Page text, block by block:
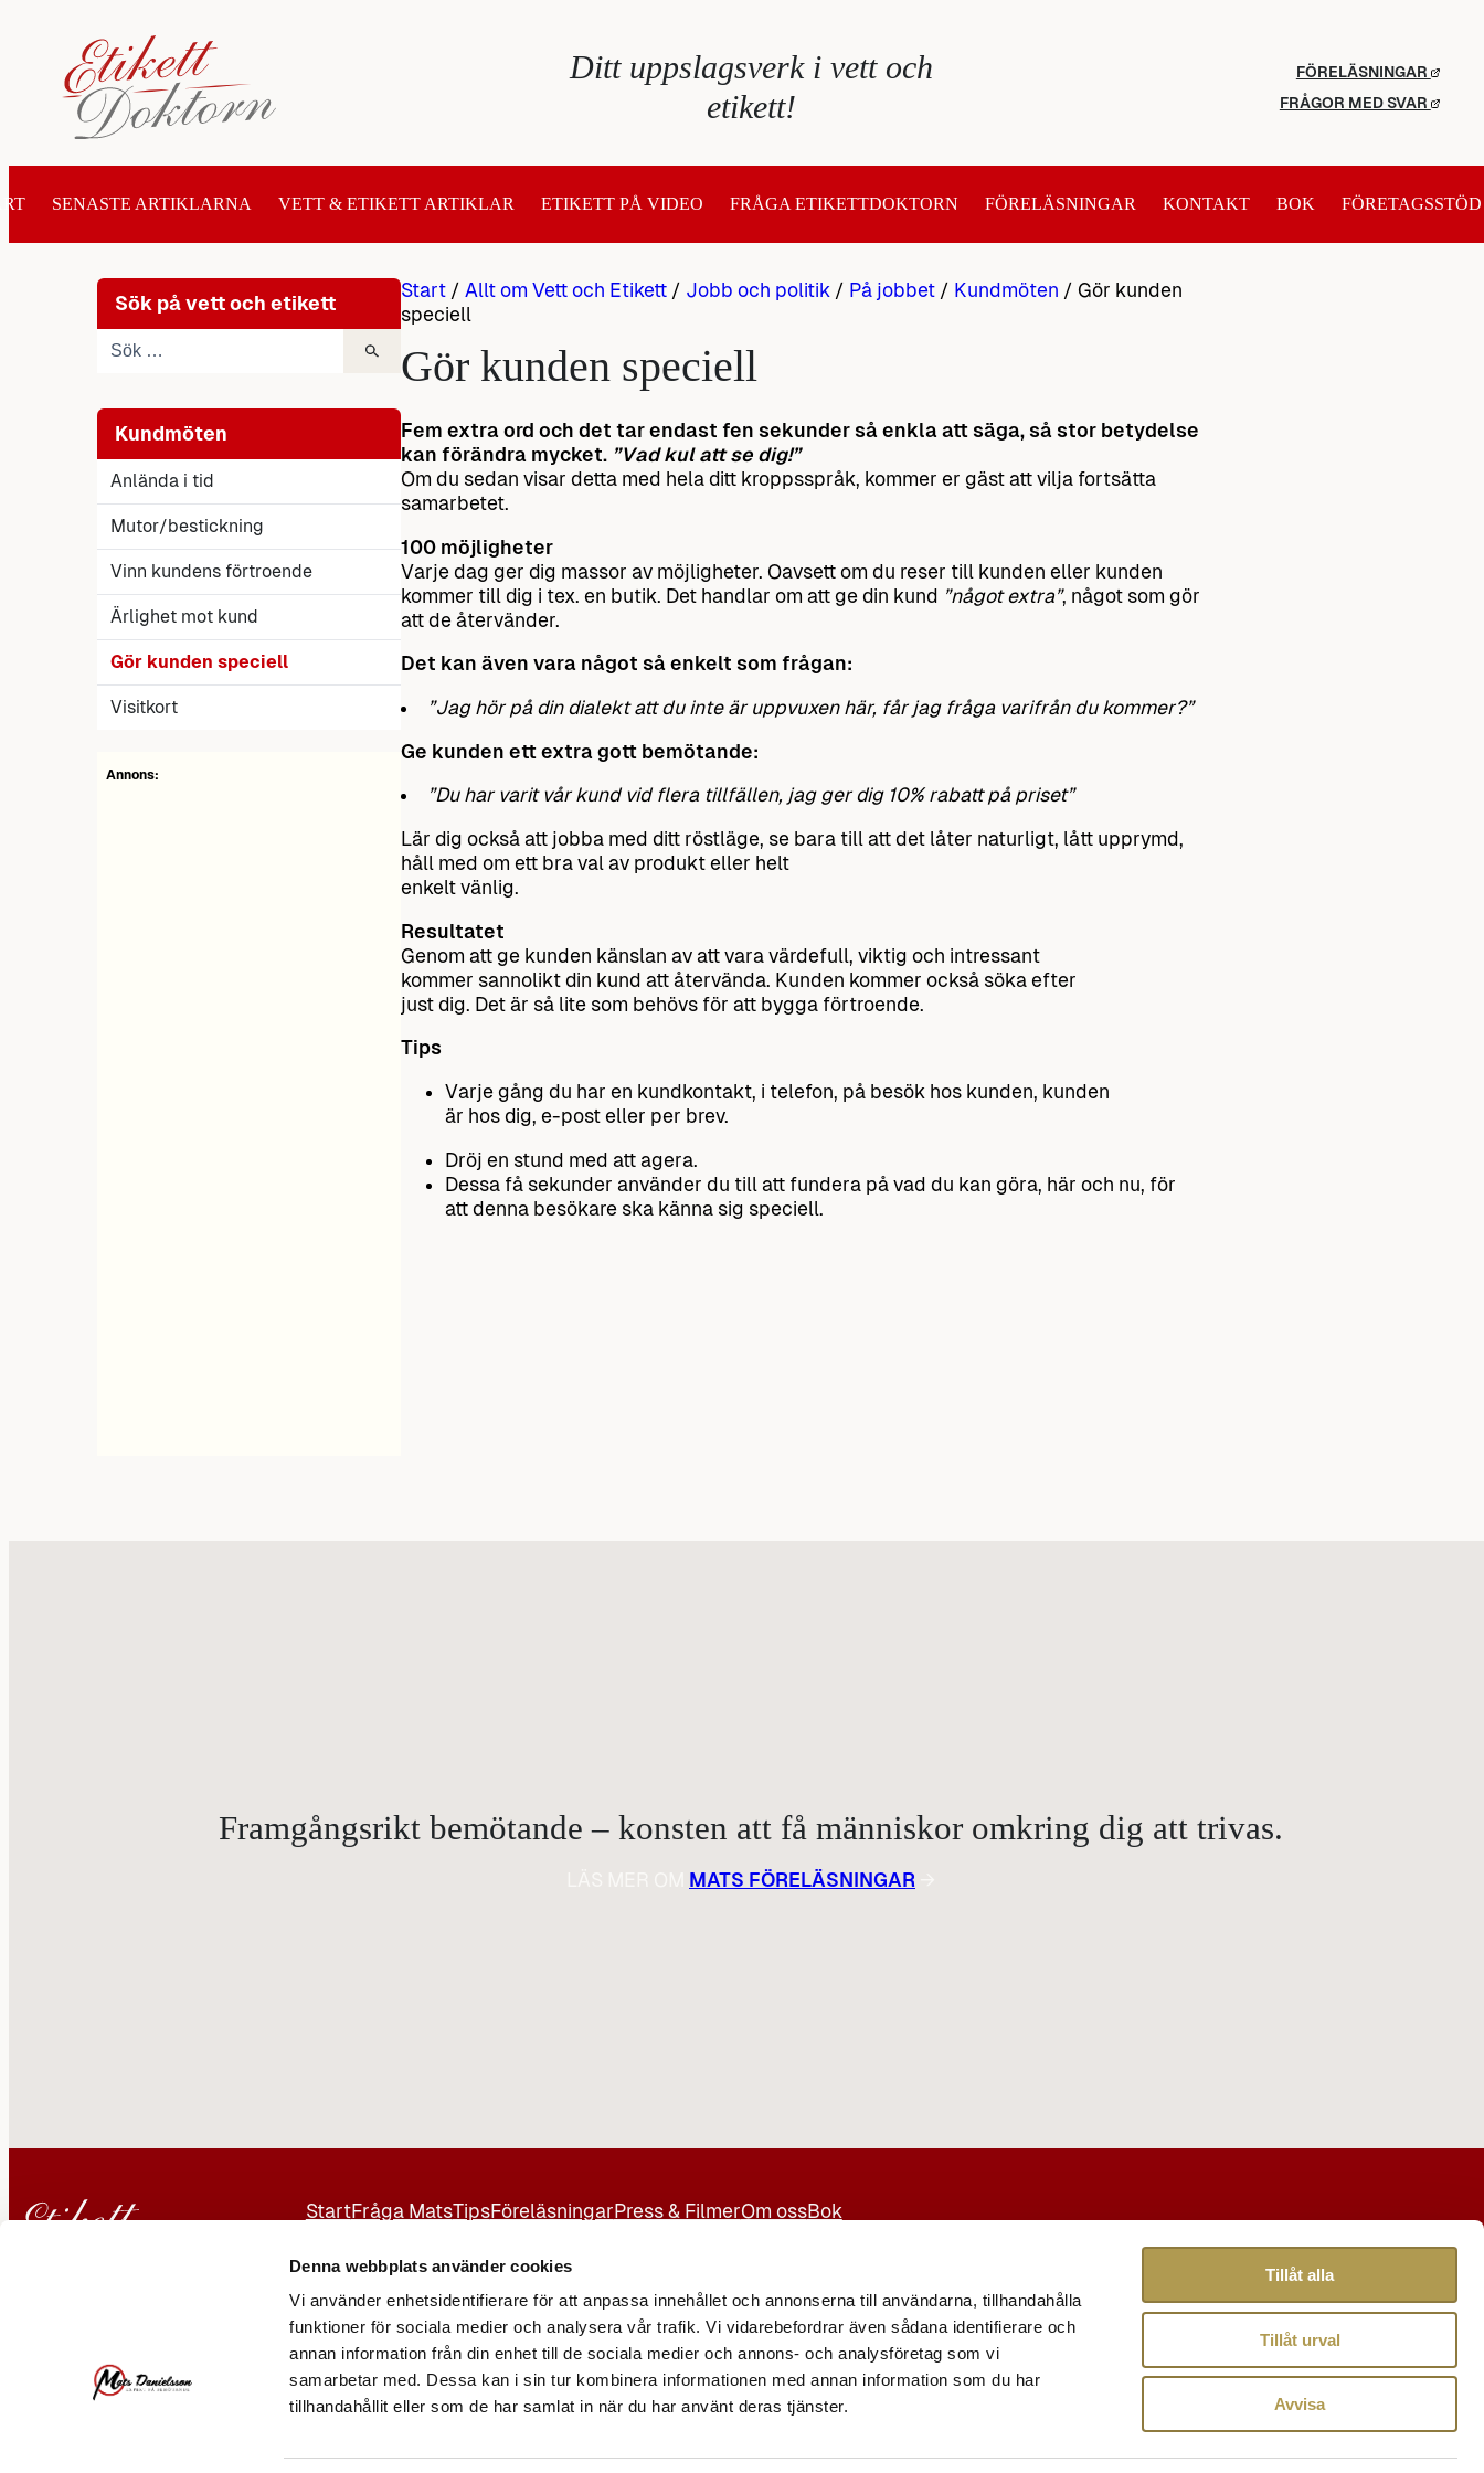
Denna webbplats använder cookies
Vi använder enhetsidentifierare för att anpassa innehållet och annonserna till användarna, tillhandahålla
funktioner för sociala medier och analysera vår trafik. Vi vidarebefordrar även sådana identifierare och
annan information från din enhet till de sociala medier och annons- och analysföretag som vi
samarbetar med. Dessa kan i sin tur kombinera informationen med annan information som du har
tillhandahållit eller som de har samlat in när du har använt deras tjänster.
Tillåt alla
Tillåt urval
Avvisa
innehåll
Ditt uppslagsverk i vett och
etikett!
FÖRELÄSNINGAR
FRÅGOR MED SVAR
SENASTE ARTIKLARNA VETT & ETIKETT ARTIKLAR ETIKETT PÅ VIDEO FRÅGA ETIKETTDOKTORN FÖRELÄSNINGAR KONTAKT BOK FÖRETAGSSTÖD
Sök på vett och etikett
Kundmöten
Anlända i tid
Mutor/bestickning
Vinn kundens förtroende
Ärlighet mot kund
Gör kunden speciell
Visitkort
Annons:
Start / Allt om Vett och Etikett / Jobb och politik / På jobbet / Kundmöten / Gör kunden
speciell
Gör kunden speciell
Fem extra ord och det tar endast fen sekunder så enkla att säga, så stor betydelse
kan förändra mycket. ”Vad kul att se dig!”
Om du sedan visar detta med hela ditt kroppsspråk, kommer er gäst att vilja fortsätta
samarbetet.
100 möjligheter
Varje dag ger dig massor av möjligheter. Oavsett om du reser till kunden eller kunden
kommer till dig i tex. en butik. Det handlar om att ge din kund ”något extra”, något som gör
att de återvänder.
Det kan även vara något så enkelt som frågan:
”Jag hör på din dialekt att du inte är uppvuxen här, får jag fråga varifrån du kommer?”
Ge kunden ett extra gott bemötande:
”Du har varit vår kund vid flera tillfällen, jag ger dig 10% rabatt på priset”
Lär dig också att jobba med ditt röstläge, se bara till att det låter naturligt, lått upprymd,
håll med om ett bra val av produkt eller helt
enkelt vänlig.
Resultatet
Genom att ge kunden känslan av att vara värdefull, viktig och intressant
kommer sannolikt din kund att återvända. Kunden kommer också söka efter
just dig. Det är så lite som behövs för att bygga förtroende.
Tips
Varje gång du har en kundkontakt, i telefon, på besök hos kunden, kunden
är hos dig, e-post eller per brev.
Dröj en stund med att agera.
Dessa få sekunder använder du till att fundera på vad du kan göra, här och nu, för
att denna besökare ska känna sig speciell.
Framgångsrikt bemötande – konsten att få människor omkring dig att trivas.
MATS FÖRELÄSNINGAR
08-231910
StartFråga MatsTipsFöreläsningarPress & FilmerOm ossBok